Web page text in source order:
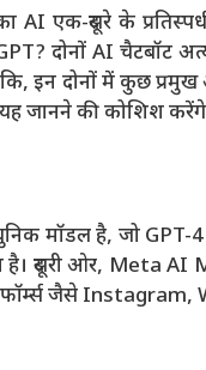
एक-दूसरे के
दोनों AI चैटबॉट
इन दोनों में कुछ
की कोशिश करेंगे
मॉडल है, जो GPT-
दूसरी ओर, Meta AI
जैसे